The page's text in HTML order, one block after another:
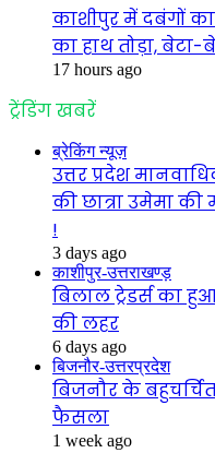
काशीपुर में दबंगों
का हाथ तोड़ा, बेटा-
17 hours ago
ट्रेंडिंग खबरें
ब्रेकिंग न्यूज़
उत्तर प्रदेश
की छात्रा उमेमा
!
3 days ago
काशीपुर-उत्तराखण्ड़
बिलाल ट्रेडर्स का
की लहर
6 days ago
बिजनौर-उत्तरप्रदेश
बिजनौर के
फैसला
1 week ago